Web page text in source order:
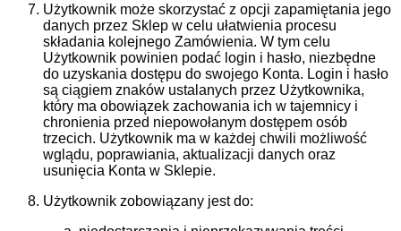
Użytkownik może skorzystać z opcji zapamiętania jego
danych przez Sklep w celu ułatwienia procesu
składania kolejnego Zamówienia. W tym celu
Użytkownik powinien podać login i hasło, niezbędne
do uzyskania dostępu do swojego Konta. Login i hasło
są ciągiem znaków ustalanych przez Użytkownika,
który ma obowiązek zachowania ich w tajemnicy i
chronienia przed niepowołanym dostępem osób
trzecich. Użytkownik ma w każdej chwili możliwość
wglądu, poprawiania, aktualizacji danych oraz
usunięcia Konta w Sklepie.
Użytkownik zobowiązany jest do: